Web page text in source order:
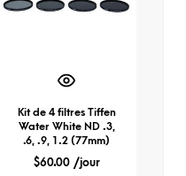
Kit de 4 filtres Tiffen
Water White ND .3,
.6, .9, 1.2 (77mm)
$60.00/jour